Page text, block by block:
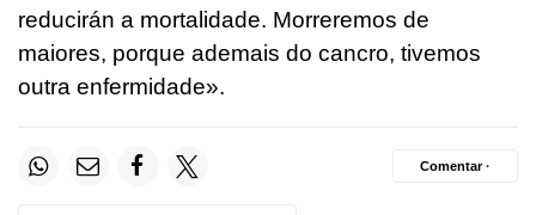
reducirán a mortalidade. Morreremos de
maiores, porque ademais do cancro, tivemos
outra enfermidade».
Comentar ·